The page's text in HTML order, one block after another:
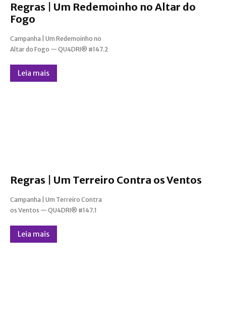
Regras | Um Redemoinho no Altar do
Fogo
Campanha | Um Redemoinho no
Altar do Fogo — QU4DRI® #147.2
Leia mais
Regras | Um Terreiro Contra os Ventos
Campanha | Um Terreiro Contra
os Ventos — QU4DRI® #147.1
Leia mais